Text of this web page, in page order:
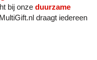
bij onze duurzame
draagt iedereen